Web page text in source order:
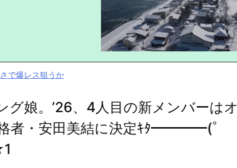
で爆レス狙うか
グ娘。’26、4人目の新メンバーはオ
者・安田美結に決定ｷﾀ━━━━(ﾟ